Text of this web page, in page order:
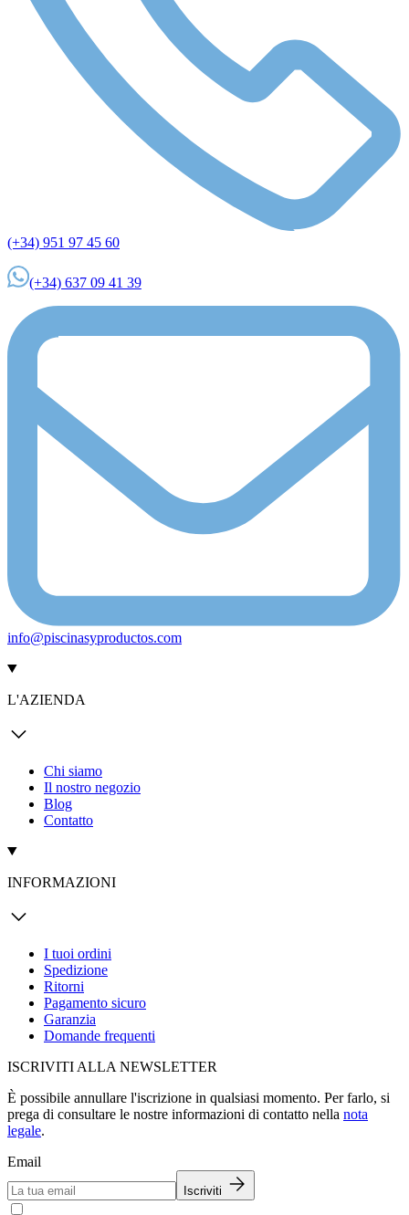
(+34) 951 97 45 60
(+34) 637 09 41 39
info@piscinasyproductos.com
L'AZIENDA
Chi siamo
Il nostro negozio
Blog
Contatto
INFORMAZIONI
I tuoi ordini
Spedizione
Ritorni
Pagamento sicuro
Garanzia
Domande frequenti
ISCRIVITI ALLA NEWSLETTER
È possibile annullare l'iscrizione in qualsiasi momento. Per farlo, si
prega di consultare le nostre informazioni di contatto nella nota
legale.
Email
Iscriviti